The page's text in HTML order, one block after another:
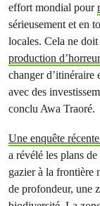
effort mondial pour
sérieusement et en
locales. Cela ne
production
changer d’itinéraire
avec des
conclu Awa Traoré.
Une enquête
a révélé les plans
gazier à la frontière
de profondeur, une